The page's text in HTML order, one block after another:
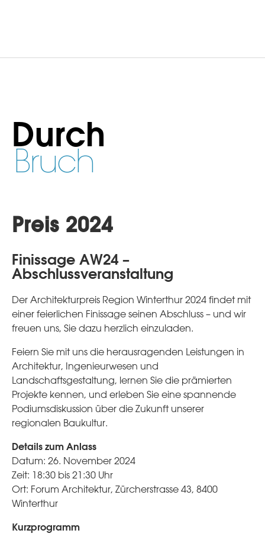
Durch
Bruch
Preis 2024
Finissage AW24 –
Abschlussveranstaltung
Der Architekturpreis Region Winterthur 2024 findet mit
einer feierlichen Finissage seinen Abschluss – und wir
freuen uns, Sie dazu herzlich einzuladen.
Feiern Sie mit uns die herausragenden Leistungen in
Architektur, Ingenieurwesen und
Landschaftsgestaltung, lernen Sie die prämierten
Projekte kennen, und erleben Sie eine spannende
Podiumsdiskussion über die Zukunft unserer
regionalen Baukultur.
Details zum Anlass
Datum: 26. November 2024
Zeit: 18:30 bis 21:30 Uhr
Ort: Forum Architektur, Zürcherstrasse 43, 8400
Winterthur
Kurzprogramm